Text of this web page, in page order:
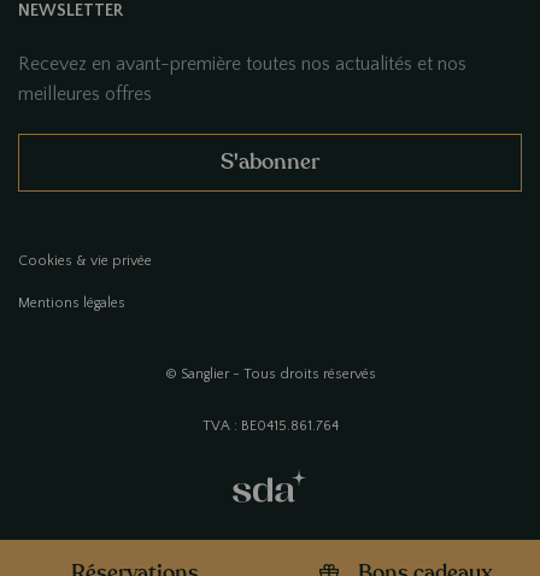
NEWSLETTER
Recevez en avant-première toutes nos actualités et nos
meilleures offres
S'abonner
© Sanglier - Tous droits réservés
TVA : BE0415.861.764
Cookies & vie privée
Mentions légales